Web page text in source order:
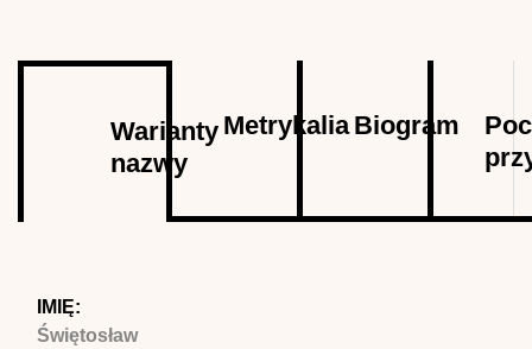
Warianty
nazwy
karta)
MetrykaliaBiogram
IMIĘ:
Świętosław